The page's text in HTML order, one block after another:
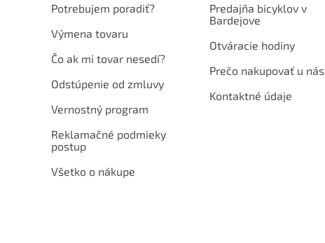
Potrebujem poradiť?
Výmena tovaru
Čo ak mi tovar nesedí?
Odstúpenie od zmluvy
Vernostný program
Reklamačné podmieky
postup
Všetko o nákupe
Predajňa bicyklov v
Bardejove
Otváracie hodiny
Prečo nakupovať u nás
Kontaktné údaje